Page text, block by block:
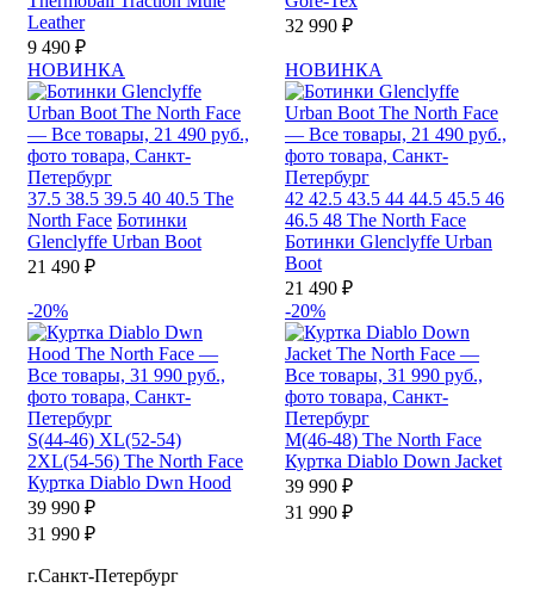
Leather
9 490 ₽
32 990 ₽
НОВИНКА
37.5 38.5 39.5 40 40.5 The
North Face Ботинки
Glenclyffe Urban Boot
21 490 ₽
НОВИНКА
42 42.5 43.5 44 44.5 45.5 46
46.5 48 The North Face
Ботинки Glenclyffe Urban
Boot
21 490 ₽
-20%
S(44-46) XL(52-54)
2XL(54-56) The North Face
Куртка Diablo Dwn Hood
39 990 ₽
31 990 ₽
-20%
M(46-48) The North Face
Куртка Diablo Down Jacket
39 990 ₽
31 990 ₽
г.Санкт-Петербург